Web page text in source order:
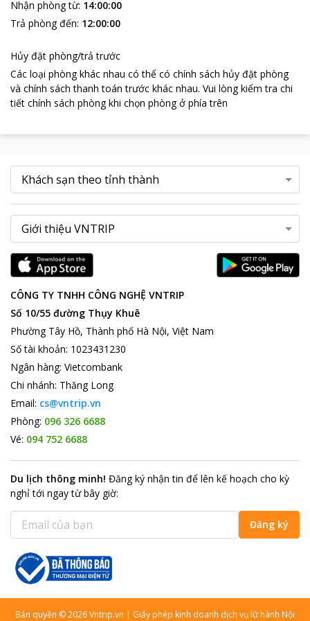
Nhận phòng từ: 14:00:00
Trả phòng đến: 12:00:00
Hủy đặt phòng/trả trước
Các loại phòng khác nhau có thể có chính sách hủy đặt phòng
và chính sách thanh toán trước khác nhau. Vui lòng kiểm tra chi
tiết chính sách phòng khi chọn phòng ở phía trên
CÔNG TY TNHH CÔNG NGHỆ VNTRIP
Số 10/55 đường Thụy Khuê
Phường Tây Hồ, Thành phố Hà Nội, Việt Nam
Số tài khoản: 1023431230
Ngân hàng: Vietcombank
Chi nhánh: Thăng Long
Email: cs@vntrip.vn
Phòng: 096 326 6688
Vé: 094 752 6688
Du lịch thông minh! Đăng ký nhận tin để lên kế hoạch cho kỳ
nghỉ tới ngay từ bây giờ:
Đăng ký
Bản quyền ©2026Vntrip.vn | Giấy phép kinh doanh dịch vụ lữ hành Nội